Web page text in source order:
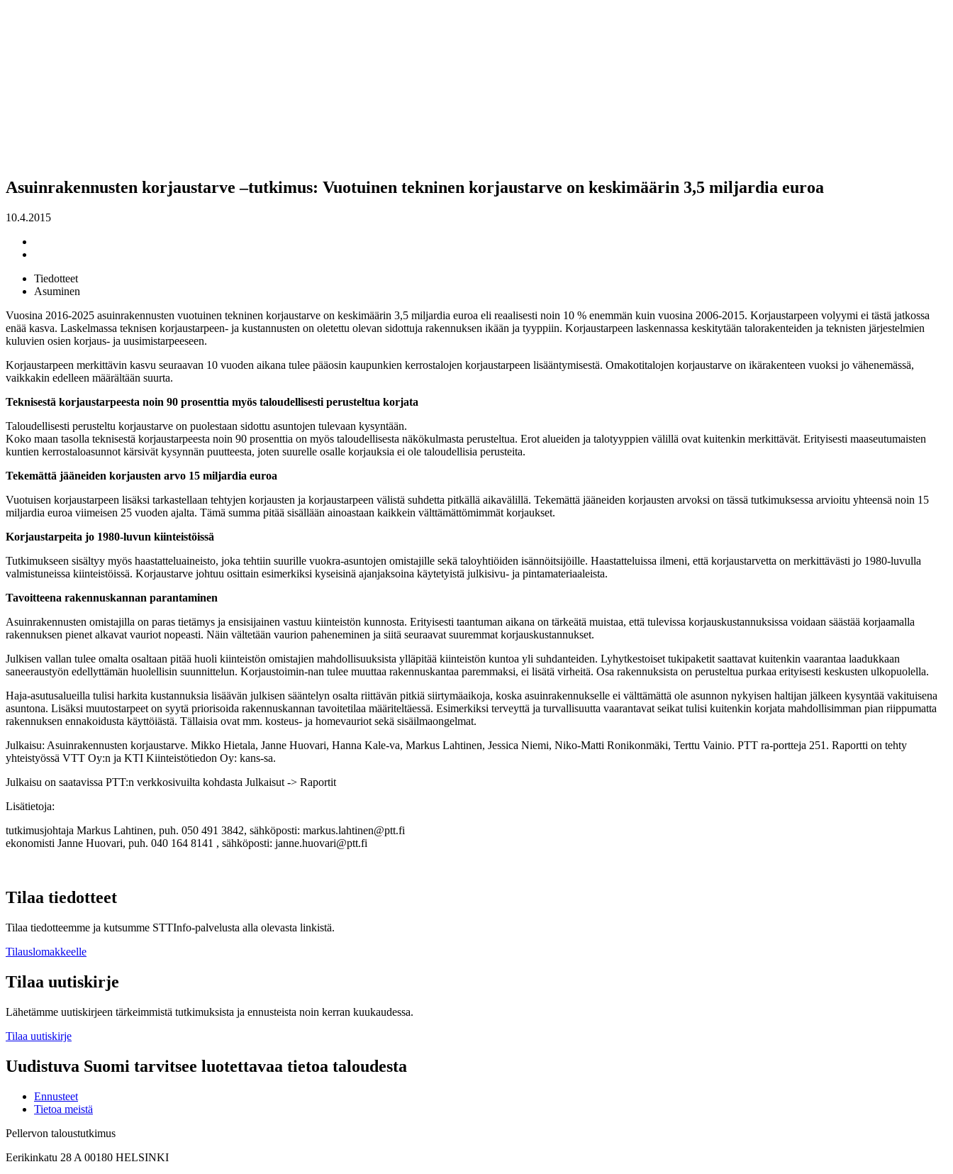
Asuinrakennusten korjaustarve –tutkimus: Vuotuinen tekninen korjaustarve on keskimäärin 3,5 miljardia euroa
10.4.2015
Tiedotteet
Asuminen
Vuosina 2016-2025 asuinrakennusten vuotuinen tekninen korjaustarve on keskimäärin 3,5 miljardia euroa eli reaalisesti noin 10 % enemmän kuin vuosina 2006-2015. Korjaustarpeen volyymi ei tästä jatkossa
enää kasva. Laskelmassa teknisen korjaustarpeen- ja kustannusten on oletettu olevan sidottuja rakennuksen ikään ja tyyppiin. Korjaustarpeen laskennassa keskitytään talorakenteiden ja teknisten järjestelmien
kuluvien osien korjaus- ja uusimistarpeeseen.
Korjaustarpeen merkittävin kasvu seuraavan 10 vuoden aikana tulee pääosin kaupunkien kerrostalojen korjaustarpeen lisääntymisestä. Omakotitalojen korjaustarve on ikärakenteen vuoksi jo vähenemässä,
vaikkakin edelleen määrältään suurta.
Teknisestä korjaustarpeesta noin 90 prosenttia myös taloudellisesti perusteltua korjata
Taloudellisesti perusteltu korjaustarve on puolestaan sidottu asuntojen tulevaan kysyntään.
Koko maan tasolla teknisestä korjaustarpeesta noin 90 prosenttia on myös taloudellisesta näkökulmasta perusteltua. Erot alueiden ja talotyyppien välillä ovat kuitenkin merkittävät. Erityisesti maaseutumaisten
kuntien kerrostaloasunnot kärsivät kysynnän puutteesta, joten suurelle osalle korjauksia ei ole taloudellisia perusteita.
Tekemättä jääneiden korjausten arvo 15 miljardia euroa
Vuotuisen korjaustarpeen lisäksi tarkastellaan tehtyjen korjausten ja korjaustarpeen välistä suhdetta pitkällä aikavälillä. Tekemättä jääneiden korjausten arvoksi on tässä tutkimuksessa arvioitu yhteensä noin 15
miljardia euroa viimeisen 25 vuoden ajalta. Tämä summa pitää sisällään ainoastaan kaikkein välttämättömimmät korjaukset.
Korjaustarpeita jo 1980-luvun kiinteistöissä
Tutkimukseen sisältyy myös haastatteluaineisto, joka tehtiin suurille vuokra-asuntojen omistajille sekä taloyhtiöiden isännöitsijöille. Haastatteluissa ilmeni, että korjaustarvetta on merkittävästi jo 1980-luvulla
valmistuneissa kiinteistöissä. Korjaustarve johtuu osittain esimerkiksi kyseisinä ajanjaksoina käytetyistä julkisivu- ja pintamateriaaleista.
Tavoitteena rakennuskannan parantaminen
Asuinrakennusten omistajilla on paras tietämys ja ensisijainen vastuu kiinteistön kunnosta. Erityisesti taantuman aikana on tärkeätä muistaa, että tulevissa korjauskustannuksissa voidaan säästää korjaamalla
rakennuksen pienet alkavat vauriot nopeasti. Näin vältetään vaurion paheneminen ja siitä seuraavat suuremmat korjauskustannukset.
Julkisen vallan tulee omalta osaltaan pitää huoli kiinteistön omistajien mahdollisuuksista ylläpitää kiinteistön kuntoa yli suhdanteiden. Lyhytkestoiset tukipaketit saattavat kuitenkin vaarantaa laadukkaan
saneeraustyön edellyttämän huolellisin suunnittelun. Korjaustoimin-nan tulee muuttaa rakennuskantaa paremmaksi, ei lisätä virheitä. Osa rakennuksista on perusteltua purkaa erityisesti keskusten ulkopuolella.
Haja-asutusalueilla tulisi harkita kustannuksia lisäävän julkisen sääntelyn osalta riittävän pitkiä siirtymäaikoja, koska asuinrakennukselle ei välttämättä ole asunnon nykyisen haltijan jälkeen kysyntää vakituisena
asuntona. Lisäksi muutostarpeet on syytä priorisoida rakennuskannan tavoitetilaa määriteltäessä. Esimerkiksi terveyttä ja turvallisuutta vaarantavat seikat tulisi kuitenkin korjata mahdollisimman pian riippumatta
rakennuksen ennakoidusta käyttöiästä. Tällaisia ovat mm. kosteus‐ ja homevauriot sekä sisäilmaongelmat.
Julkaisu: Asuinrakennusten korjaustarve. Mikko Hietala, Janne Huovari, Hanna Kale-va, Markus Lahtinen, Jessica Niemi, Niko-Matti Ronikonmäki, Terttu Vainio. PTT ra-portteja 251. Raportti on tehty
yhteistyössä VTT Oy:n ja KTI Kiinteistötiedon Oy: kans-sa.
Julkaisu on saatavissa PTT:n verkkosivuilta kohdasta Julkaisut -> Raportit
Lisätietoja:
tutkimusjohtaja Markus Lahtinen, puh. 050 491 3842, sähköposti: markus.lahtinen@ptt.fi
ekonomisti Janne Huovari, puh. 040 164 8141 , sähköposti: janne.huovari@ptt.fi
Tilaa tiedotteet
Tilaa tiedotteemme ja kutsumme STTInfo-palvelusta alla olevasta linkistä.
Tilauslomakkeelle
Tilaa uutiskirje
Lähetämme uutiskirjeen tärkeimmistä tutkimuksista ja ennusteista noin kerran kuukaudessa.
Tilaa uutiskirje
Uudistuva Suomi tarvitsee luotettavaa tietoa taloudesta
Ennusteet
Tietoa meistä
Pellervon taloustutkimus
Eerikinkatu 28 A 00180 HELSINKI